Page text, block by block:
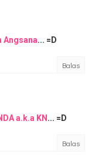
Angsana... =D
Balas
a.k.a KN ... =D
Balas